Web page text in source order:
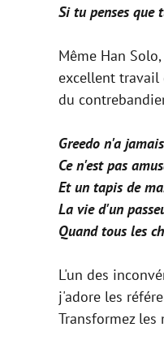
Si tu penses que
Même Han
excellent travail
du
Greedo n'a
Ce n'est pas
Et un tapis de
La vie d'un
Quand tous les
L'un des
j'adore les
Transformez